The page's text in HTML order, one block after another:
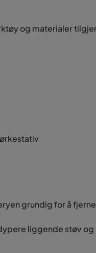
og materialer
grundig for å
liggende støv og